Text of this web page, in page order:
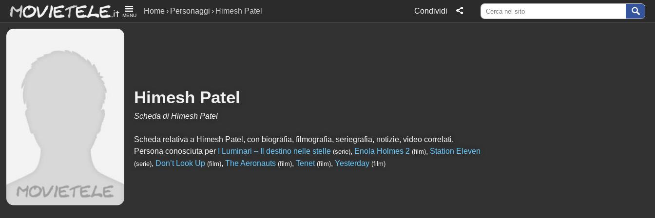
MENU
Home Personaggi Himesh Patel Condividi
Himesh Patel
Scheda di Himesh Patel
Scheda relativa a Himesh Patel, con biografia, filmografia, seriegrafia, notizie, video correlati.
Persona conosciuta per
I Luminari – Il destino nelle stelle (serie), Enola Holmes 2 (film), Station Eleven
(serie), Don’t Look Up (film), The Aeronauts (film), Tenet (film), Yesterday (film)